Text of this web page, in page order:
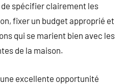
spécifier clairement les
fixer un budget approprié et
qui se marient bien avec les
de la maison.
excellente opportunité